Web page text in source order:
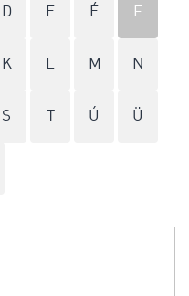
D E É F
K L M N
S Ú Ü